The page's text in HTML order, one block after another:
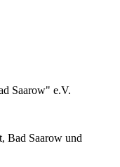
Saarow" e.V.
Bad Saarow und